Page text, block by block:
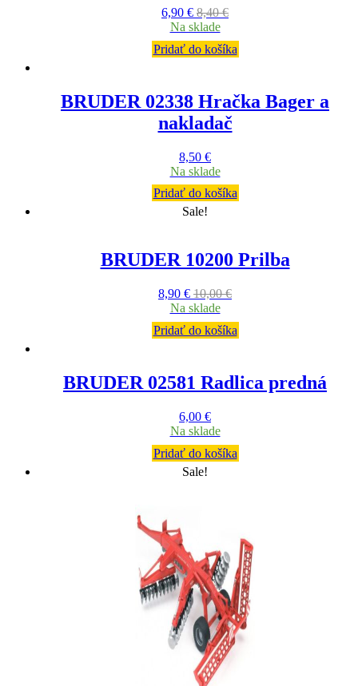
6,90 € 8,40€
Na sklade
Pridať do košíka
BRUDER 02338 Hračka Bager a
nakladač
8,50 €
Na sklade
Pridať do košíka
Sale!
BRUDER 10200 Prilba
8,90 € 10,00€
Na sklade
Pridať do košíka
BRUDER 02581 Radlica predná
6,00 €
Na sklade
Pridať do košíka
Sale!